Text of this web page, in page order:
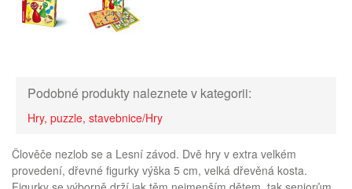
Podobné produkty naleznete v kategorii:
Hry, puzzle, stavebnice/Hry
Člověče nezlob se a Lesní závod. Dvě hry v extra velkém
provedení, dřevné figurky výška 5 cm, velká dřevěná kosta.